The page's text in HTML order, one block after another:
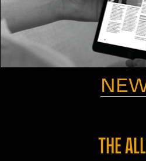
THE